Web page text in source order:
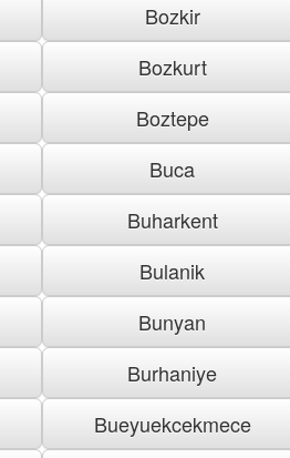
Bozkir
Bozkurt
Boztepe
Buca
Buharkent
Bulanik
Bunyan
Burhaniye
Bueyuekcekmece